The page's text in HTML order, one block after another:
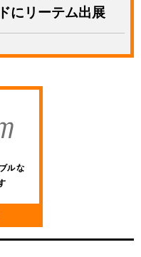
ドにリーテム出展